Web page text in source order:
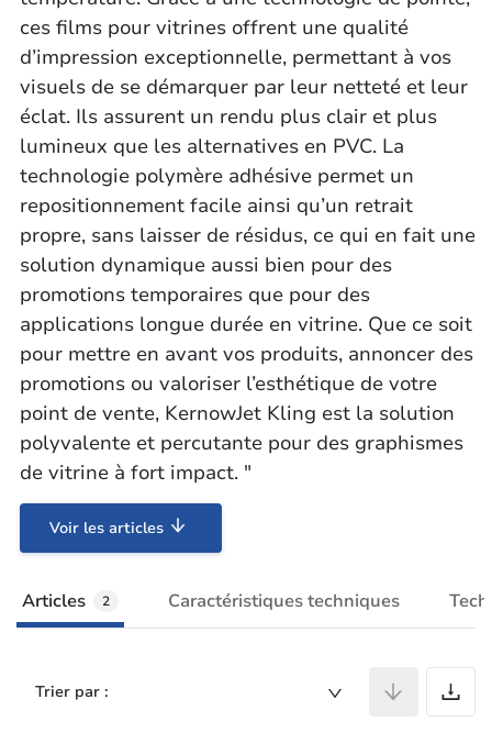
ces films pour vitrines offrent une qualité
d’impression exceptionnelle, permettant à vos
visuels de se démarquer par leur netteté et leur
éclat. Ils assurent un rendu plus clair et plus
lumineux que les alternatives en PVC. La
technologie polymère adhésive permet un
repositionnement facile ainsi qu’un retrait
propre, sans laisser de résidus, ce qui en fait une
solution dynamique aussi bien pour des
promotions temporaires que pour des
applications longue durée en vitrine. Que ce soit
pour mettre en avant vos produits, annoncer des
promotions ou valoriser l’esthétique de votre
point de vente, KernowJet Kling est la solution
polyvalente et percutante pour des graphismes
de vitrine à fort impact. "
Voir les articles
Articles 2 Caractéristiques techniques
Trier par :